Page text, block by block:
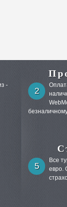
-
2
5
Все
евро.